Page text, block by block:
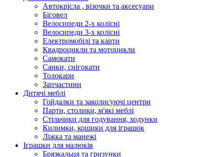
Автокрісла , візочки та аксесуари
Біговел
Велосипеди 2-х колісні
Велосипеди 3-х колісні
Електромобілі та карти
Квадроцикли та мотоцикли
Самокати
Санки, снігокати
Толокари
Запчастини
Дитячі меблі
Гойдалки та заколисуючі центри
Парти, столики, м'які меблі
Стільчики для годування, ходунки
Килимки, кошики для іграшок
Ліжка та манежі
Іграшки для малюків
Брязкальця та гризунки